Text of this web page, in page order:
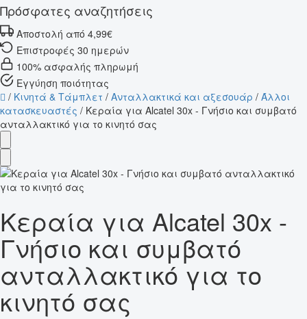
Πρόσφατες αναζητήσεις
Αποστολή από 4,99€
Επιστροφές 30 ημερών
100% ασφαλής πληρωμή
Εγγύηση ποιότητας
/ Κινητά & Τάμπλετ / Ανταλλακτικά και αξεσουάρ / Άλλοι
κατασκευαστές / Κεραία για Alcatel 30x - Γνήσιο και συμβατό
ανταλλακτικό για το κινητό σας
Κεραία για Alcatel 30x -
Γνήσιο και συμβατό
ανταλλακτικό για το
κινητό σας